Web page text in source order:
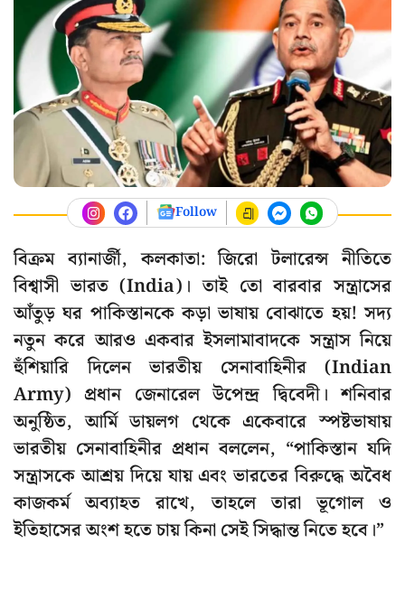
Follow
বিক্রম ব্যানার্জী, কলকাতা: জিরো টলারেন্স নীতিতে
বিশ্বাসী ভারত (India)। তাই তো বারবার সন্ত্রাসের
আঁতুড় ঘর পাকিস্তানকে কড়া ভাষায় বোঝাতে হয়! সদ্য
নতুন করে আরও একবার ইসলামাবাদকে সন্ত্রাস নিয়ে
হুঁশিয়ারি দিলেন ভারতীয় সেনাবাহিনীর (Indian
Army) প্রধান জেনারেল উপেন্দ্র দ্বিবেদী। শনিবার
অনুষ্ঠিত, আর্মি ডায়লগ থেকে একেবারে স্পষ্টভাষায়
ভারতীয় সেনাবাহিনীর প্রধান বললেন, “পাকিস্তান যদি
সন্ত্রাসকে আশ্রয় দিয়ে যায় এবং ভারতের বিরুদ্ধে অবৈধ
কাজকর্ম অব্যাহত রাখে, তাহলে তারা ভূগোল ও
ইতিহাসের অংশ হতে চায় কিনা সেই সিদ্ধান্ত নিতে হবে।”